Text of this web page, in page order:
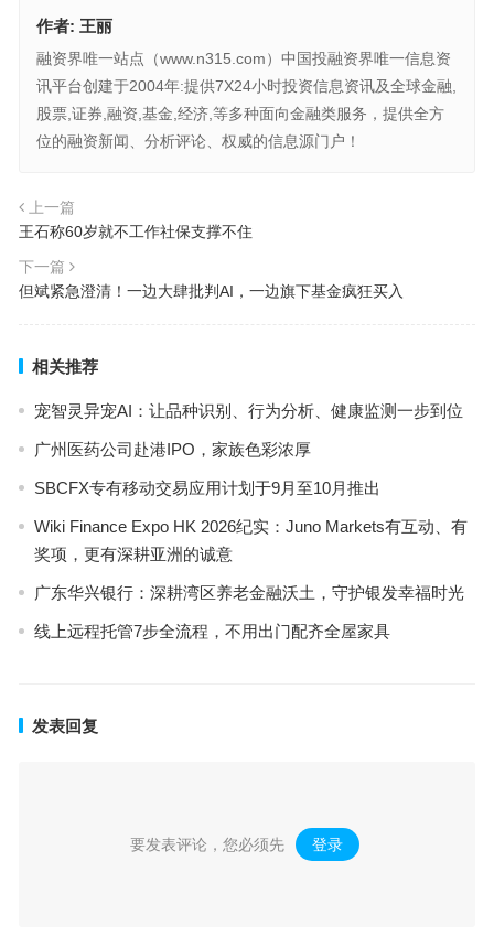
作者: 王丽
融资界唯一站点（www.n315.com）中国投融资界唯一信息资
讯平台创建于2004年:提供7X24小时投资信息资讯及全球金融,
股票,证券,融资,基金,经济,等多种面向金融类服务，提供全方
位的融资新闻、分析评论、权威的信息源门户！
上一篇
王石称60岁就不工作社保支撑不住
下一篇
但斌紧急澄清！一边大肆批判AI，一边旗下基金疯狂买入
相关推荐
宠智灵异宠AI：让品种识别、行为分析、健康监测一步到位
广州医药公司赴港IPO，家族色彩浓厚
SBCFX专有移动交易应用计划于9月至10月推出
Wiki Finance Expo HK 2026纪实：Juno Markets有互动、有
奖项，更有深耕亚洲的诚意
广东华兴银行：深耕湾区养老金融沃土，守护银发幸福时光
线上远程托管7步全流程，不用出门配齐全屋家具
发表回复
要发表评论，您必须先 登录 。